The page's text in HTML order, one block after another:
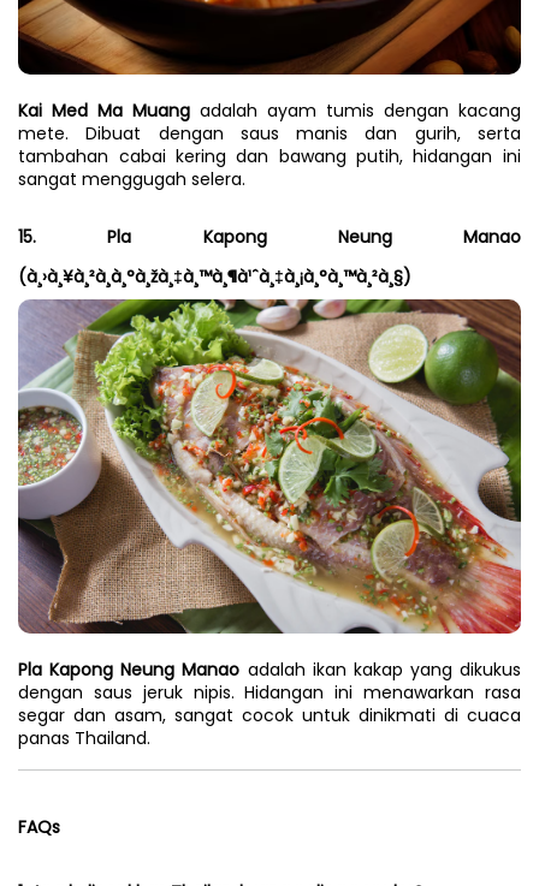
Kai Med Ma Muang adalah ayam tumis dengan kacang
mete. Dibuat dengan saus manis dan gurih, serta
tambahan cabai kering dan bawang putih, hidangan ini
sangat menggugah selera.
15. Pla Kapong Neung Manao
(à¸›à¸¥à¸²à¸à¸°à¸žà¸‡à¸™à¸¶à¹ˆà¸‡à¸¡à¸°à¸™à¸²à¸§)
Pla Kapong Neung Manao adalah ikan kakap yang dikukus
dengan saus jeruk nipis. Hidangan ini menawarkan rasa
segar dan asam, sangat cocok untuk dinikmati di cuaca
panas Thailand.
FAQs